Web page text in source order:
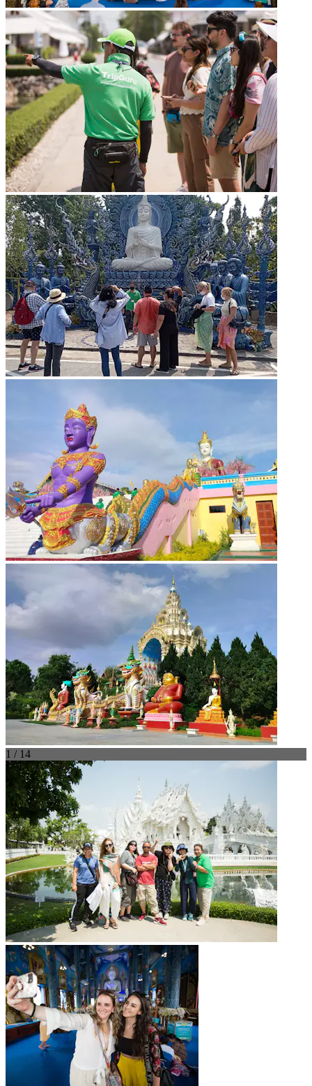
1 / 14